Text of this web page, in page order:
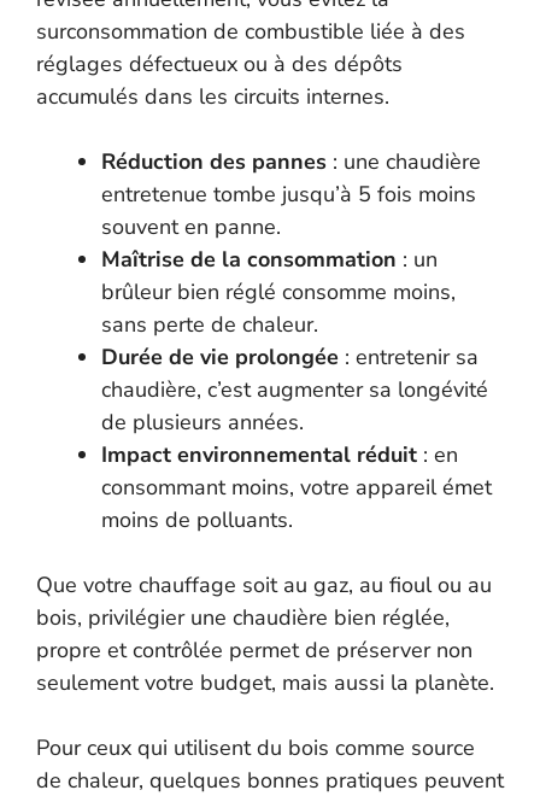
surconsommation de combustible liée à des
réglages défectueux ou à des dépôts
accumulés dans les circuits internes.
Réduction des pannes : une chaudière
entretenue tombe jusqu’à 5 fois moins
souvent en panne.
Maîtrise de la consommation : un
brûleur bien réglé consomme moins,
sans perte de chaleur.
Durée de vie prolongée : entretenir sa
chaudière, c’est augmenter sa longévité
de plusieurs années.
Impact environnemental réduit : en
consommant moins, votre appareil émet
moins de polluants.
Que votre chauffage soit au gaz, au fioul ou au
bois, privilégier une chaudière bien réglée,
propre et contrôlée permet de préserver non
seulement votre budget, mais aussi la planète.
Pour ceux qui utilisent du bois comme source
de chaleur, quelques bonnes pratiques peuvent